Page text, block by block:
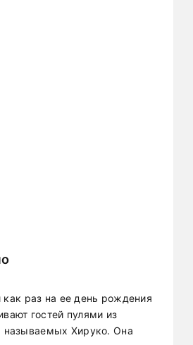
как раз на ее день рождения
гостей пулями из
называемых Хируко. Она